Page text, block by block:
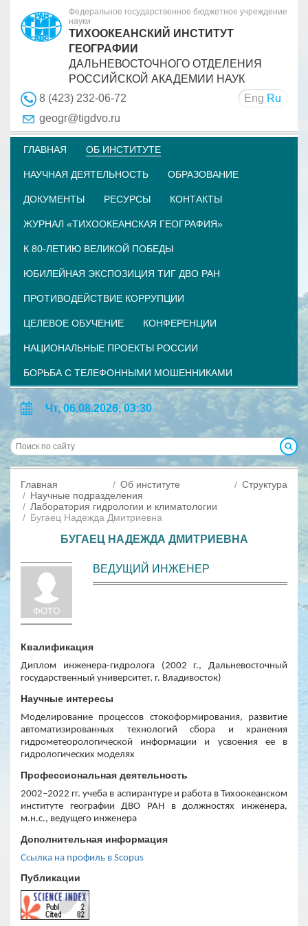
Федеральное государственное бюджетное учреждение
науки
ТИХООКЕАНСКИЙ ИНСТИТУТ
ГЕОГРАФИИ
ДАЛЬНЕВОСТОЧНОГО ОТДЕЛЕНИЯ
РОССИЙСКОЙ АКАДЕМИИ НАУК
8 (423) 232-06-72
Eng Ru
geogr@tigdvo.ru
ГЛАВНАЯ ОБ ИНСТИТУТЕ
НАУЧНАЯ ДЕЯТЕЛЬНОСТЬ ОБРАЗОВАНИЕ
ДОКУМЕНТЫ РЕСУРСЫ КОНТАКТЫ
ЖУРНАЛ «ТИХООКЕАНСКАЯ ГЕОГРАФИЯ»
К 80-ЛЕТИЮ ВЕЛИКОЙ ПОБЕДЫ
ЮБИЛЕЙНАЯ ЭКСПОЗИЦИЯ ТИГ ДВО РАН
ПРОТИВОДЕЙСТВИЕ КОРРУПЦИИ
ЦЕЛЕВОЕ ОБУЧЕНИЕ КОНФЕРЕНЦИИ
НАЦИОНАЛЬНЫЕ ПРОЕКТЫ РОССИИ
БОРЬБА С ТЕЛЕФОННЫМИ МОШЕННИКАМИ
Чт, 06.08.2026, 03:30
Главная Об институте
Структура
Научные подразделения
Лаборатория гидрологии и климатологии
Бугаец Надежда Дмитриевна
БУГАЕЦ НАДЕЖДА ДМИТРИЕВНА
ВЕДУЩИЙ ИНЖЕНЕР
Квалификация
Диплом инженера-гидролога (2002 г., Дальневосточный
государственный университет, г. Владивосток)
Научные интересы
Моделирование процессов стокоформирования, развитие
автоматизированных технологий сбора и хранения
гидрометеорологической информации и усвоения ее в
гидрологических моделях
Профессиональная деятельность
2002–2022 гг. учеба в аспирантуре и работа в Тихоокеанском
институте географии ДВО РАН в должностях инженера,
м.н.с., ведущего инженера
Дополнительная информация
Ссылка на профиль в Scopus
Публикации